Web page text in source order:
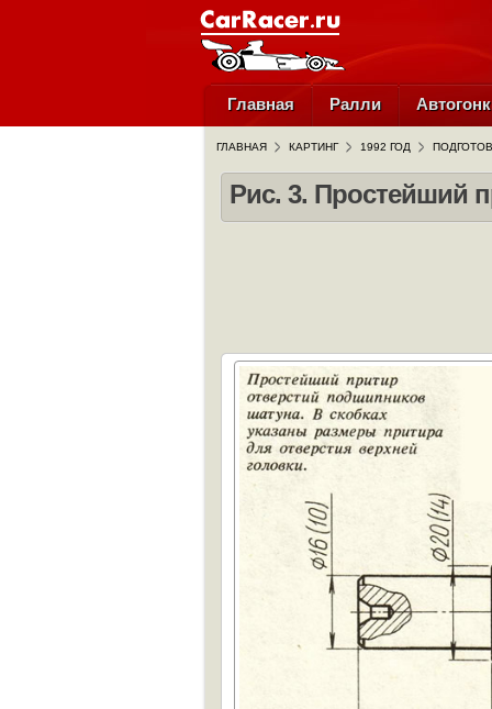
Главная Ралли
ГЛАВНАЯ КАРТИНГ 1992 ГОД
Рис. 3. Простейший